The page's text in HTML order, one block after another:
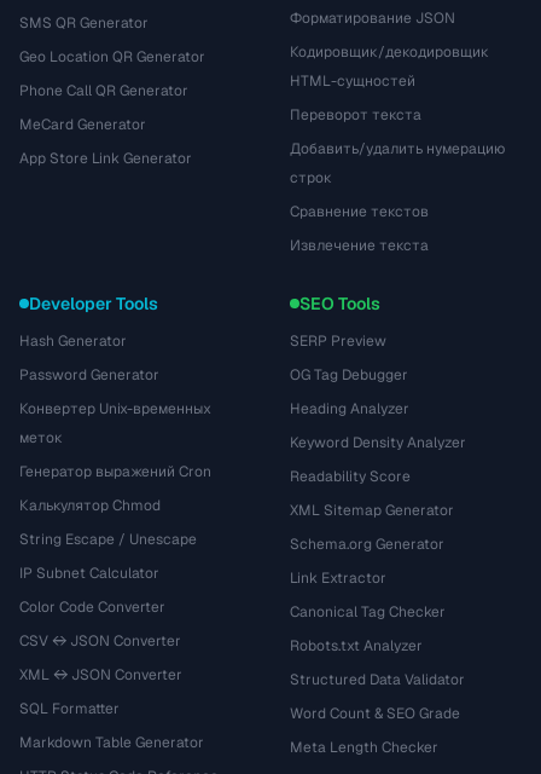
SMS QR Generator
Geo Location QR Generator
Phone Call QR Generator
MeCard Generator
App Store Link Generator
Форматирование JSON
Кодировщик/декодировщик
HTML-сущностей
Переворот текста
Добавить/удалить нумерацию
строк
Сравнение текстов
Извлечение текста
Developer Tools
Hash Generator
Password Generator
Конвертер Unix-временных
меток
Генератор выражений Cron
Калькулятор Chmod
String Escape / Unescape
IP Subnet Calculator
Color Code Converter
CSV ↔ JSON Converter
XML ↔ JSON Converter
SQL Formatter
Markdown Table Generator
SEO Tools
SERP Preview
OG Tag Debugger
Heading Analyzer
Keyword Density Analyzer
Readability Score
XML Sitemap Generator
Schema.org Generator
Link Extractor
Canonical Tag Checker
Robots.txt Analyzer
Structured Data Validator
Word Count & SEO Grade
Meta Length Checker